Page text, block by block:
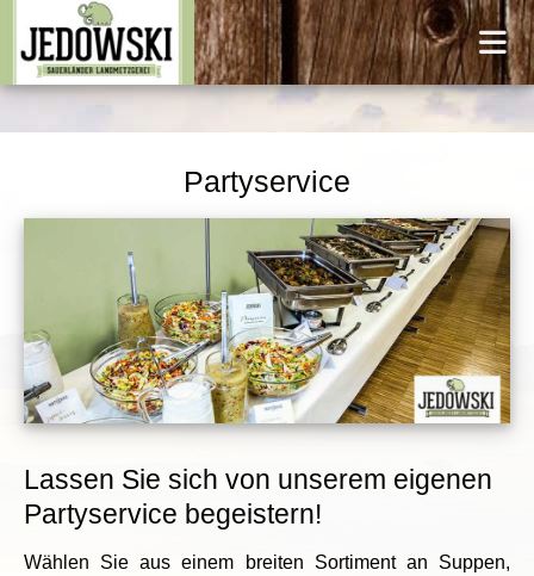
Partyservice
Lassen Sie sich von unserem eigenen
Partyservice begeistern!
Wählen Sie aus einem breiten Sortiment an Suppen,